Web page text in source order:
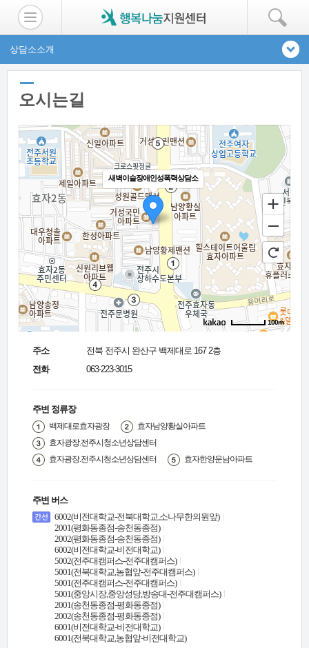
상담소소개
오시는길
새벽이슬장애인성폭력상담소
100m
주소
전북 전주시 완산구 백제대로 167 2층
전화
063-223-3015
주변 정류장
백제대로효자광장
효자남양황실아파트
효자광장.전주시청소년상담센터
효자광장.전주시청소년상담센터
효자한양운남아파트
주변 버스
6002(비전대학교-전북대학교,소나무한의원앞)
2001(평화동종점-송천동종점)
2002(평화동종점-송천동종점)
6002(비전대학교-비전대학교)
5002(전주대캠퍼스-전주대캠퍼스)
5001(전북대학교,농협앞-전주대캠퍼스)
5001(전주대캠퍼스-전주대캠퍼스)
5001(중앙시장,중앙성당,방송대-전주대캠퍼스)
2001(송천동종점-평화동종점)
2002(송천동종점-평화동종점)
6001(비전대학교-비전대학교)
6001(전북대학교,농협앞-비전대학교)